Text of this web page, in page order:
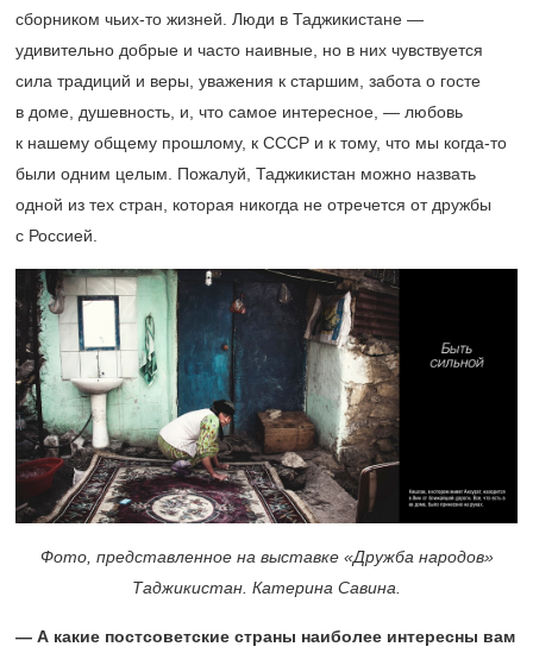
сборником чьих-то жизней. Люди в Таджикистане —
удивительно добрые и часто наивные, но в них чувствуется
сила традиций и веры, уважения к старшим, забота о госте
в доме, душевность, и, что самое интересное, — любовь
к нашему общему прошлому, к СССР и к тому, что мы когда-то
были одним целым. Пожалуй, Таджикистан можно назвать
одной из тех стран, которая никогда не отречется от дружбы
с Россией.
Фото, представленное на выставке «Дружба народов»
Таджикистан. Катерина Савина.
— А какие постсоветские страны наиболее интересны вам